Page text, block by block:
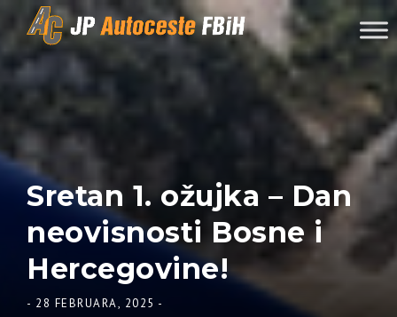
Skip to content
Sretan 1. ožujka – Dan
neovisnosti Bosne i
Hercegovine!
- 28 FEBRUARA, 2025 -